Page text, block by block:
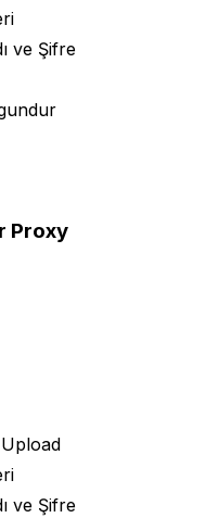
ve Şifre
Proxy
ve Şifre